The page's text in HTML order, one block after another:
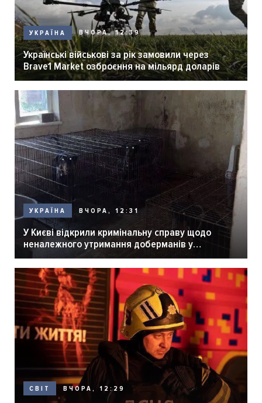
УКРАЇНА ВЧОРА, 12:39
Українські військові за рік замовили через
Brave1 Market озброєння на мільярд доларів
УКРАЇНА ВЧОРА, 12:31
У Києві відкрили кримінальну справу щодо
неналежного утримання доберманів у
розпліднику
СВІТ ВЧОРА, 12:29